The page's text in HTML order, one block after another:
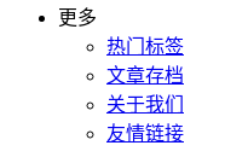
更多
热门标签
文章存档
关于我们
友情链接